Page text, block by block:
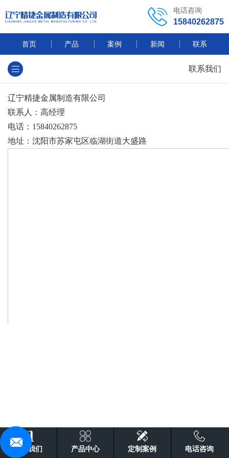
电话咨询
15840262875
首页 产品 案例 新闻 联系
联系我们
辽宁精捷金属制造有限公司
联系人：高经理
电话：15840262875
地址：沈阳市苏家屯区临湖街道大盛路
关于我们 产品中心 定制案例 电话咨询